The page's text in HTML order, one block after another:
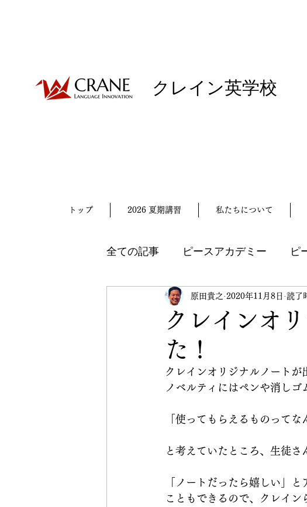
クレイン英学校
トップ 2026 夏期講習 私たちについて
全ての記事 ピースアカデミー ピ
受験英語 英検 イベント
CRANE Peace Initiative
クレインオ
た！
原田貴之 2020年11月8日 読了
クレインオリジナルノートが
ノベルティにはペンや消しゴ
「使ってもらえるものってな
と考えていたところ、生徒さ
「ノートだったら嬉しい」
こともできるので、クレイン